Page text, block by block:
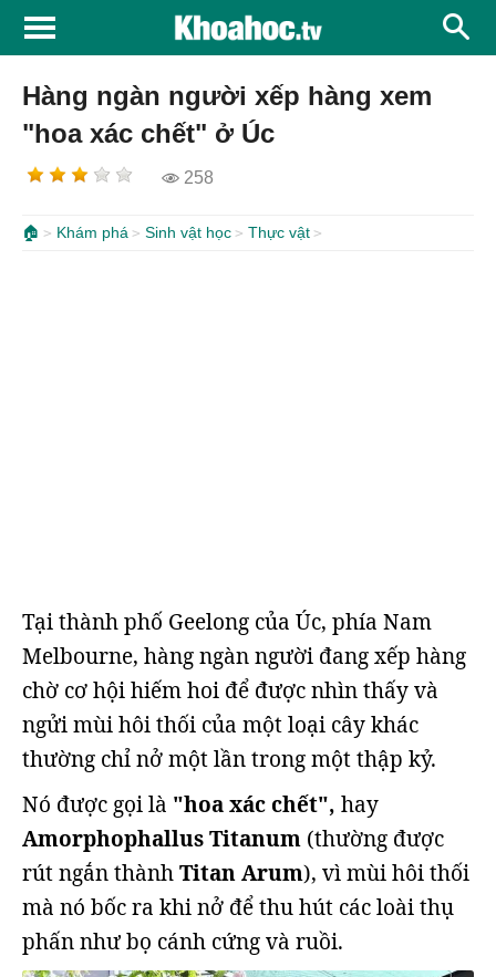
Hàng ngàn người xếp hàng xem
"hoa xác chết" ở Úc
258
🏠 Khám phá Sinh vật học Thực vật
Tại thành phố Geelong của Úc, phía Nam
Melbourne, hàng ngàn người đang xếp hàng
chờ cơ hội hiếm hoi để được nhìn thấy và
ngửi mùi hôi thối của một loại cây khác
thường chỉ nở một lần trong một thập kỷ.
Nó được gọi là "hoa xác chết", hay
Amorphophallus Titanum (thường được
rút ngắn thànhTitan Arum), vì mùi hôi thối
mà nó bốc ra khi nở để thu hút các loài thụ
phấn như bọ cánh cứng và ruồi.